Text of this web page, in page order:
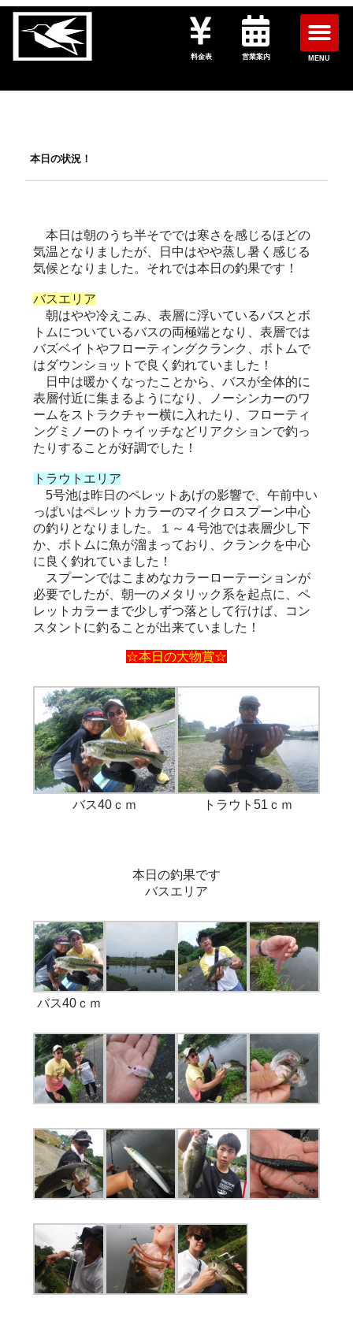
料金表 営業案内 MENU
本日の状況！
本日は朝のうち半そででは寒さを感じるほどの
気温となりましたが、日中はやや蒸し暑く感じる
気候となりました。それでは本日の釣果です！
バスエリア
朝はやや冷えこみ、表層に浮いているバスとボ
トムについているバスの両極端となり、表層では
バズベイトやフローティングクランク、ボトムで
はダウンショットで良く釣れていました！
日中は暖かくなったことから、バスが全体的に
表層付近に集まるようになり、ノーシンカーのワ
ームをストラクチャー横に入れたり、フローティ
ングミノーのトゥイッチなどリアクションで釣っ
たりすることが好調でした！
トラウトエリア
5号池は昨日のペレットあげの影響で、午前中い
っぱいはペレットカラーのマイクロスプーン中心
の釣りとなりました。１～４号池では表層少し下
か、ボトムに魚が溜まっており、クランクを中心
に良く釣れていました！
スプーンではこまめなカラーローテーションが
必要でしたが、朝一のメタリック系を起点に、ペ
レットカラーまで少しずつ落として行けば、コン
スタントに釣ることが出来ていました！
☆本日の大物賞☆
バス40ｃｍ トラウト51ｃｍ
本日の釣果です
バスエリア
バス40ｃｍ